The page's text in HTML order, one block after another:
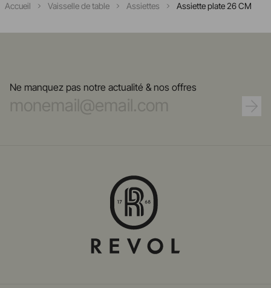
Accueil Vaisselle de table Assiettes Assiette plate 26 CM
Ne manquez pas notre actualité & nos offres